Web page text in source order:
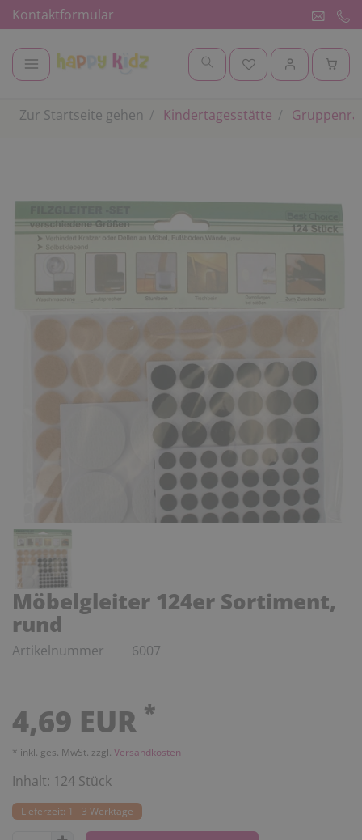
Kontaktformular
Zur Startseite gehen Kindertagesstätte
Möbelgleiter 124er Sortiment,
rund
Artikelnummer 6007
4,69 EUR *
* inkl. ges. MwSt. zzgl. Versandkosten
Inhalt: 124 Stück
Lieferzeit: 1 - 3 Werktage